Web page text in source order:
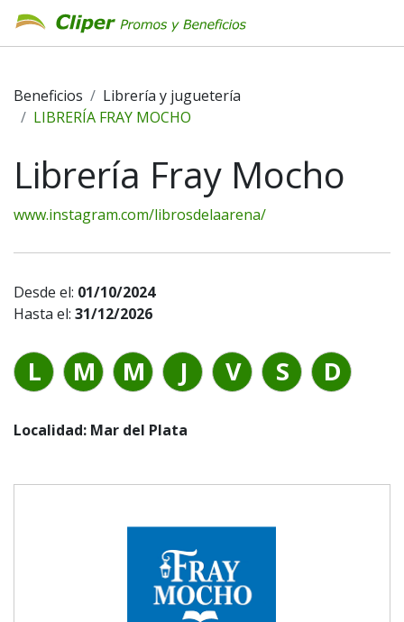
Beneficios
Librería y juguetería
LIBRERÍA FRAY MOCHO
Librería Fray Mocho
www.instagram.com/librosdelaarena/
Desde el: 01/10/2024
Hasta el: 31/12/2026
L M M J V S D
Localidad: Mar del Plata